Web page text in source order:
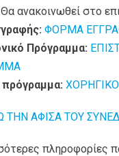
Θα ανακοινωθεί στο
ΦΟΡΜΑ
Πρόγραμμα:
πρόγραμμα:
ΤΗΝ ΑΦΙΣΑ ΤΟΥ
πληροφορίες